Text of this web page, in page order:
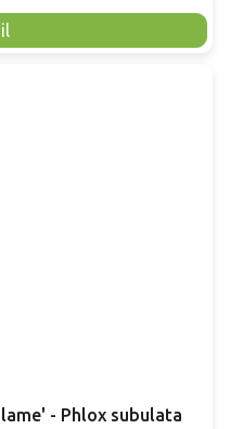
- Phlox subulata